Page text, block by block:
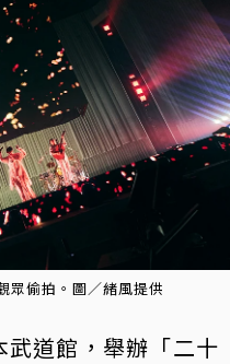
眾偷拍。圖／緒風提供
道館，舉辦「二十